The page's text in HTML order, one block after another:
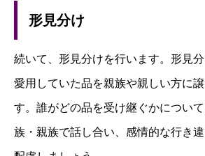
形見分け
続いて、形見分けを行います。形見
愛用していた品を親族や親しい方に
す。誰がどの品を受け継ぐかについ
族・親族で話し合い、感情的な行き